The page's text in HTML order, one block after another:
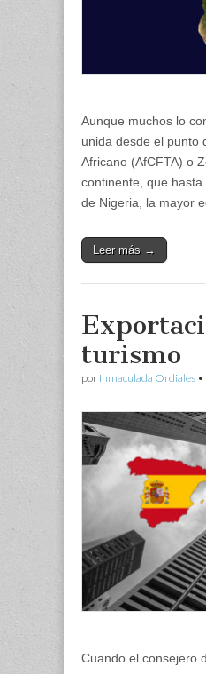
Aunque muchos lo
unida desde el punto
Africano (AfCFTA) o
continente, que
de Nigeria, la mayor
Leer más →
turismo
por Inmaculada Ordiales •
Cuando el consejero